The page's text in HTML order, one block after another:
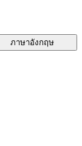
ภาษาอังกฤษ